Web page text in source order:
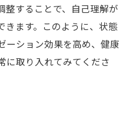
整することで、自己理解が
きます。このように、状態
ーション効果を高め、健康
に取り入れてみてくださ